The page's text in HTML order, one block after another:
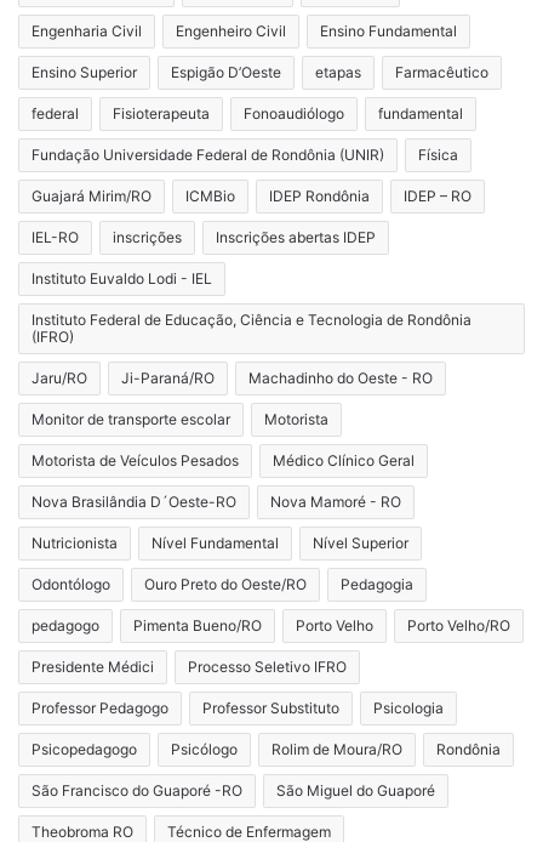
Engenharia Civil Engenheiro Civil Ensino Fundamental
Ensino Superior Espigão D’Oeste etapas Farmacêutico
federal Fisioterapeuta Fonoaudiólogo fundamental
Fundação Universidade Federal de Rondônia (UNIR) Física
Guajará Mirim/RO ICMBio IDEP Rondônia IDEP – RO
IEL-RO inscrições Inscrições abertas IDEP
Instituto Euvaldo Lodi - IEL
Instituto Federal de Educação, Ciência e Tecnologia de Rondônia
(IFRO)
Jaru/RO Ji-Paraná/RO Machadinho do Oeste - RO
Monitor de transporte escolar Motorista
Motorista de Veículos Pesados Médico Clínico Geral
Nova Brasilândia D´Oeste-RO Nova Mamoré - RO
Nutricionista Nível Fundamental Nível Superior
Odontólogo Ouro Preto do Oeste/RO Pedagogia
pedagogo Pimenta Bueno/RO Porto Velho Porto Velho/RO
Presidente Médici Processo Seletivo IFRO
Professor Pedagogo Professor Substituto Psicologia
Psicopedagogo Psicólogo Rolim de Moura/RO Rondônia
São Francisco do Guaporé -RO São Miguel do Guaporé
Theobroma RO Técnico de Enfermagem